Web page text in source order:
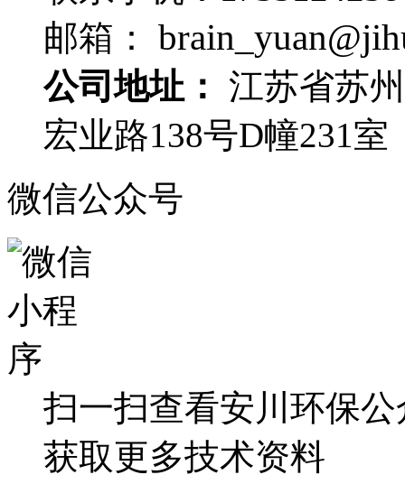
邮箱：
公司地址： 江苏省苏
宏业路138号D幢231室
微信公众号
扫一扫查看安川环保公
获取更多技术资料